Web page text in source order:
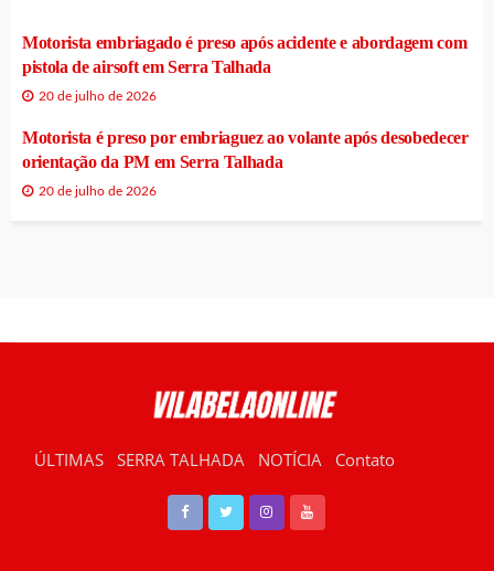
Motorista embriagado é preso após acidente e abordagem com
pistola de airsoft em Serra Talhada
20 de julho de 2026
Motorista é preso por embriaguez ao volante após desobedecer
orientação da PM em Serra Talhada
20 de julho de 2026
ÚLTIMAS SERRA TALHADA NOTÍCIA Contato